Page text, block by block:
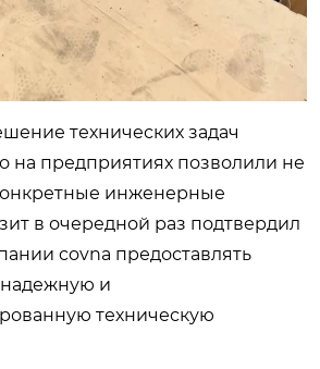
технических задач
на предприятиях позволили не
инженерные
в очередной раз подтвердил
covna предоставлять
и
техническую